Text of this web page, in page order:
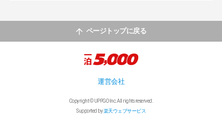
ページトップに戻る
運営会社
Copyright © UPPGO Inc. All rights reserved.
Supported by楽天ウェブサービス